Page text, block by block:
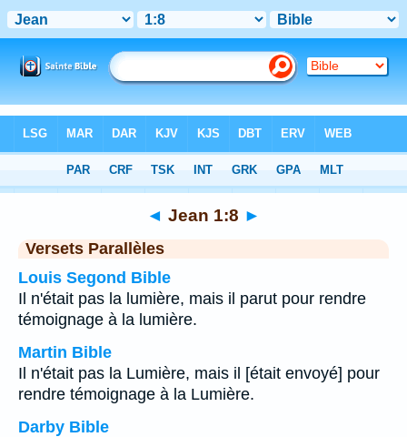
Chapitre 1> Verset 8
◄ Jean 1:8 ►
Versets Parallèles
Louis Segond Bible
Il n'était pas la lumière, mais il parut pour rendre
témoignage à la lumière.
Martin Bible
Il n'était pas la Lumière, mais il [était envoyé] pour
rendre témoignage à la Lumière.
Darby Bible